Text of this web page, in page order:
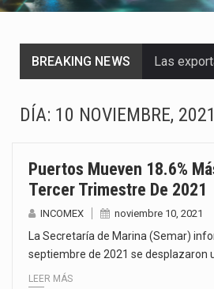
BREAKING NEWS
DÍA: 10 NOVIEMBRE, 2021
Puertos Mueven 18.6%
Tercer Trimestre De 2021
INCOMEX noviembre 10, 2021
La Secretaría de Marina (Semar)
septiembre de 2021 se desplazaron
LEER MÁS